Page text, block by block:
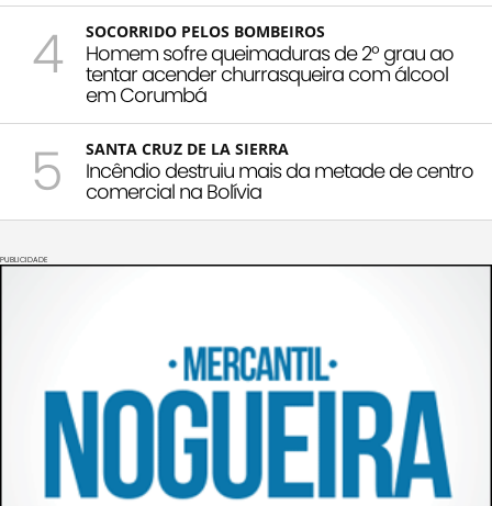
4 SOCORRIDO PELOS BOMBEIROS
Homem sofre queimaduras de 2º grau ao
tentar acender churrasqueira com álcool
em Corumbá
5 SANTA CRUZ DE LA SIERRA
Incêndio destruiu mais da metade de centro
comercial na Bolívia
PUBLICIDADE